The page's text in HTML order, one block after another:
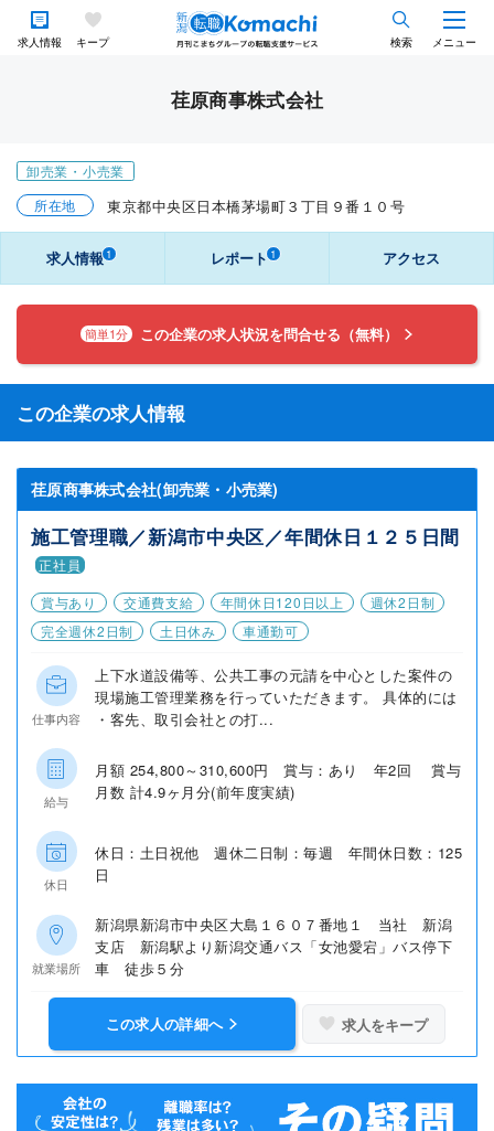
求人情報 キープ 検索 メニュー
荏原商事株式会社
卸売業・小売業
所在地
東京都中央区日本橋茅場町３丁目９番１０号
求人情報1 レポート1 アクセス
簡単1分 この企業の求人状況を問合せる（無料）
この企業の求人情報
荏原商事株式会社(卸売業・小売業)
施工管理職／新潟市中央区／年間休日１２５日間
正社員
賞与あり
交通費支給 年間休日120日以上
週休2日制
完全週休2日制
土日休み 車通勤可
仕事内容
上下水道設備等、公共工事の元請を中心とした案件の
現場施工管理業務を行っていただきます。 具体的には
・客先、取引会社との打...
給与
月額 254,800～310,600円 賞与：あり 年2回 賞与
月数 計4.9ヶ月分(前年度実績)
休日
休日：土日祝他 週休二日制：毎週 年間休日数：125
日
就業場所
新潟県新潟市中央区大島１６０７番地１ 当社 新潟
支店 新潟駅より新潟交通バス「女池愛宕」バス停下
車 徒歩５分
この求人の詳細へ 求人をキープ